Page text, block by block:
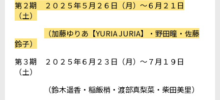
第２期 ２０２５年５月２６日（月）～６月２１日
（土）
（加藤ゆりあ【YURIA JURIA】・野田瞳・佐藤
鈴子）
第３期 ２０２５年６月２３日（月）～７月１９日
（土）
（鈴木遥香・稲飯梢・渡部真梨菜・柴田美里）